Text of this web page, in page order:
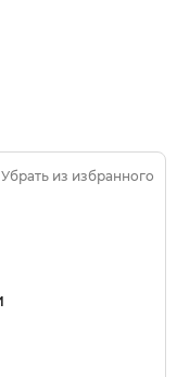
Убрать из избранного